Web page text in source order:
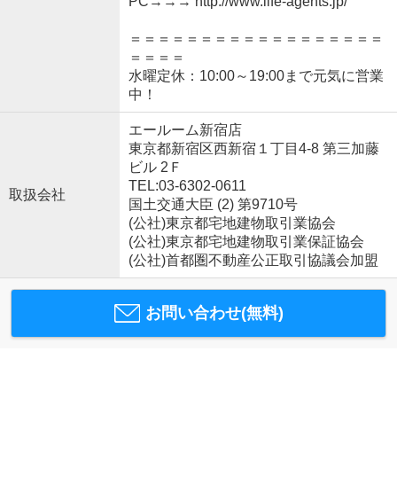
＝＝＝＝＝＝＝＝＝＝＝＝＝＝＝＝＝＝
＝＝＝＝
水曜定休：10:00～19:00まで元気に営業
中！
取扱会社
エールーム新宿店
東京都新宿区西新宿１丁目4-8 第三加藤
ビル 2Ｆ
TEL:03-6302-0611
国土交通大臣 (2) 第9710号
(公社)東京都宅地建物取引業協会
(公社)東京都宅地建物取引業保証協会
(公社)首都圏不動産公正取引協議会加盟
お問い合わせ(無料)